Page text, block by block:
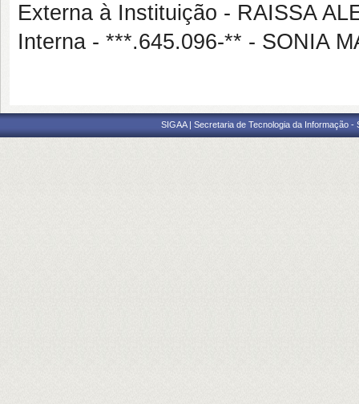
Externa à Instituição - RAISSA
Interna - ***.645.096-** - SONIA
SIGAA | Secretaria de Tecnologia da Informação